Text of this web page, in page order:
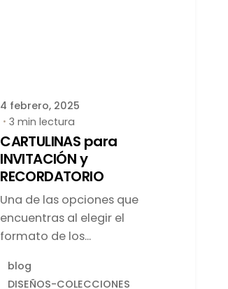
4 febrero, 2025
3 min lectura
CARTULINAS para
INVITACIÓN y
RECORDATORIO
Una de las opciones que
encuentras al elegir el
formato de los...
blog
DISEÑOS-COLECCIONES